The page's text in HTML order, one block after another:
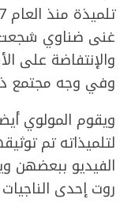
غنى ضناوي شجعت
والإنتفاضة على
وفي وجه مجتمع
ويقوم المولوي
لتلميذاته تم
الفيديو ببعضهن
روت إحدى